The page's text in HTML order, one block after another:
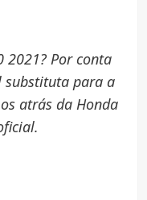
2021? Por conta
substituta para a
atrás da Honda